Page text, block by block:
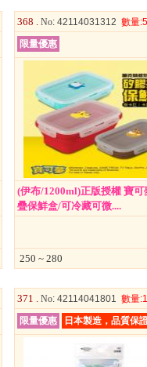
368 . No: 42114031312 數量:5
限量優惠
(伊布/1200ml)正版授權 寶可
疊保鮮盒/可冷藏可微....
250 ~ 280
371 . No: 42114041801 數量:1
限量優惠
日本製造，品質保